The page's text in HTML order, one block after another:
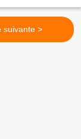
suivante >